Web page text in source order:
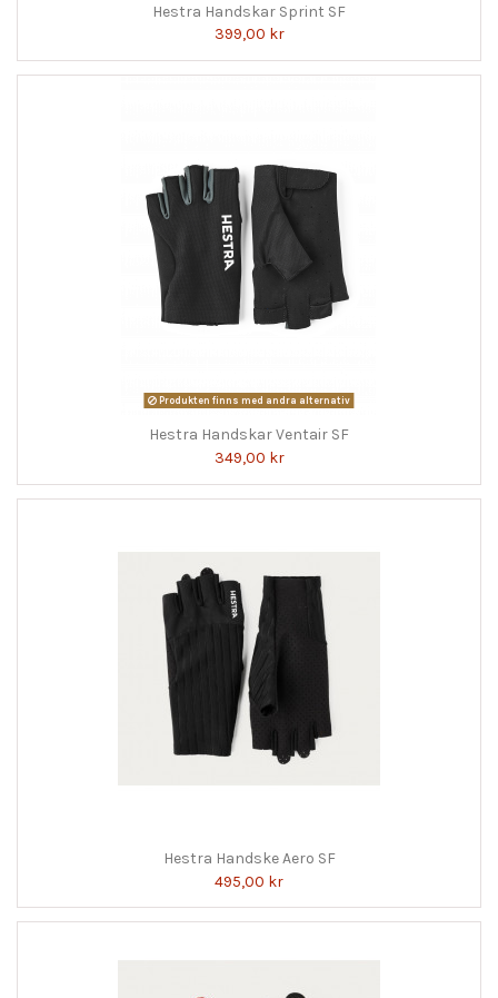
Hestra Handskar Sprint SF
399,00 kr
Produkten finns med andra alternativ
Hestra Handskar Ventair SF
349,00 kr
Hestra Handske Aero SF
495,00 kr